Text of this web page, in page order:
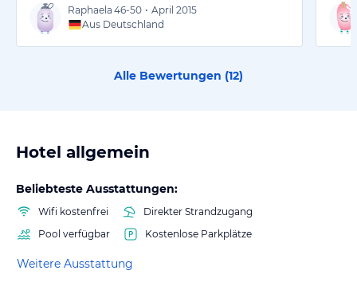
Raphaela 46-50 • April 2015
Aus Deutschland
Alle Bewertungen (12)
Hotel allgemein
Beliebteste Ausstattungen:
Wifi kostenfrei
Direkter Strandzugang
Pool verfügbar
Kostenlose Parkplätze
Weitere Ausstattung